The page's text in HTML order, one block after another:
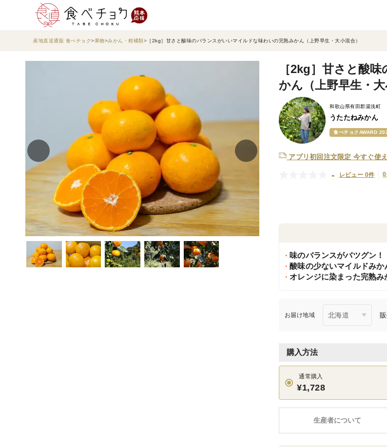
産地直送通販 食べチョク 果物 みかん・柑橘類 ［2kg］甘さと酸味のバランスがいいマイルドな味わいの完熟みかん（上野早生・大小混合）
［2kg］甘さと酸
かん（上野早生・大
和歌山県有田郡湯浅町
うたたねみかん
食べチョクAWARD
アプリ初回注文限定 今すぐ使
- レビュー 0件
味のバランスがバツグン！
酸味の少ないマイルドみか
オレンジに染まった完熟み
お届け地域
購入方法
通常購入
¥1,728
生産者について